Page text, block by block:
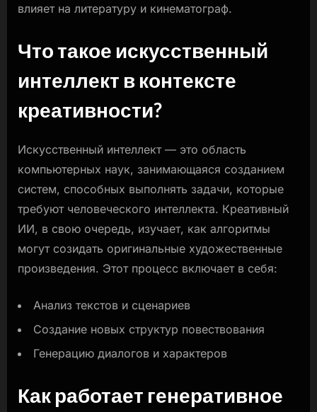
влияет на литературу и кинематограф.
Что такое искусственный
интеллект в контексте
креативности?
Искусственный интеллект — это область
компьютерных наук, занимающаяся созданием
систем, способных выполнять задачи, которые
требуют человеческого интеллекта. Креативный
ИИ, в свою очередь, изучает, как алгоритмы
могут созидать оригинальные художественные
произведения. Этот процесс включает в себя:
Анализ текстов и сценариев
Создание новых структур повествования
Генерацию диалогов и характеров
Как работает генеративное